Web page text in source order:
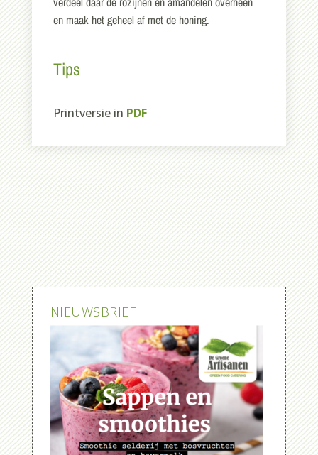
en maak het geheel af met de honing.
Tips
Printversie in PDF
NIEUWSBRIEF